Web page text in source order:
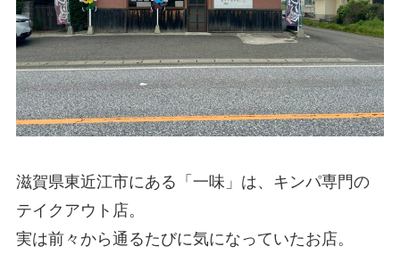
滋賀県東近江市にある「一味」は、キンパ専門の
テイクアウト店。
実は前々から通るたびに気になっていたお店。